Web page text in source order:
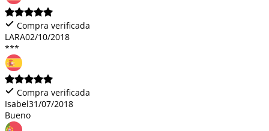
Compra verificada
LARA02/10/2018
***
Compra verificada
Isabel31/07/2018
Bueno